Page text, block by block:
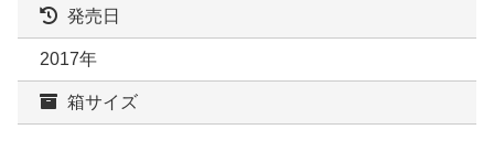
発売日
2017年
箱サイズ